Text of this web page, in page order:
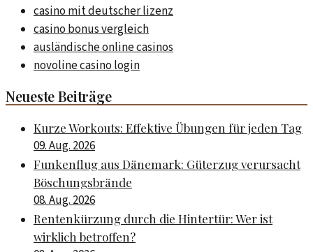
casino mit deutscher lizenz
casino bonus vergleich
ausländische online casinos
novoline casino login
Neueste Beiträge
Kurze Workouts: Effektive Übungen für jeden Tag
09. Aug. 2026
Funkenflug aus Dänemark: Güterzug verursacht
Böschungsbrände
08. Aug. 2026
Rentenkürzung durch die Hintertür: Wer ist
wirklich betroffen?